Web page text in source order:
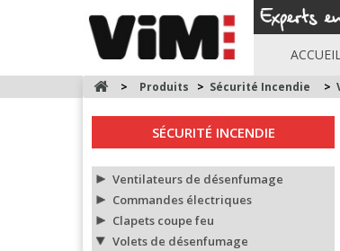
> Produits > Sécurité Incendie >
SÉCURITÉ INCENDIE
Ventilateurs de désenfumage
Commandes électriques
Clapets coupe feu
Volets de désenfumage